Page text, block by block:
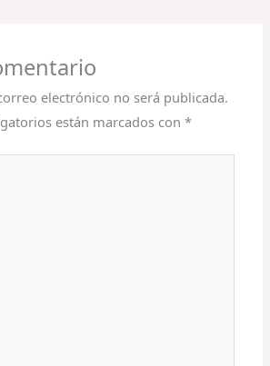
electrónico no será publicada.
están marcados con*